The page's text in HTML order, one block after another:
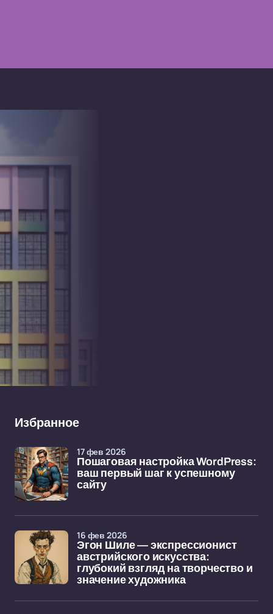
Избранное
Пошаговая настройка WordPress:
ваш первый шаг к успешному
сайту
17 фев 2026
Эгон Шиле — экспрессионист
австрийского искусства:
глубокий взгляд на творчество и
значение художника
16 фев 2026